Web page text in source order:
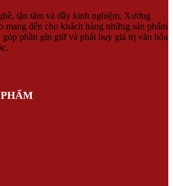
tận tâm và đầy kinh nghiệm, Xưởng
đến cho khách hàng những sản phẩm
phần gìn giữ và phát huy giá trị văn hóa